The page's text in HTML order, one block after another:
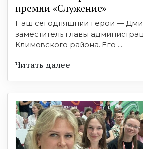
премии «Служение»
Наш сегодняшний герой —
заместитель главы
Климовского района. Его ...
Читать далее